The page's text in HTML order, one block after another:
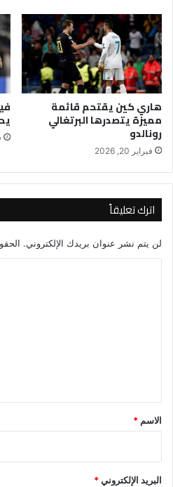
هاري كين يقتحم قائمة
مميزة يتصدرها البرتغالي
رونالدو
فبراير 20, 2026
اترك تعليقاً
لن يتم نشر عنوان بريدك الإلكتروني.
*
الاسم *
البريد الإلكتروني*